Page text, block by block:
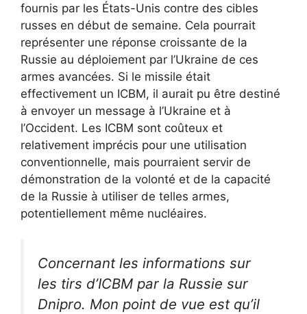
fournis par les États-Unis contre des cibles
russes en début de semaine. Cela pourrait
représenter une réponse croissante de la
Russie au déploiement par l’Ukraine de ces
armes avancées. Si le missile était
effectivement un ICBM, il aurait pu être destiné
à envoyer un message à l’Ukraine et à
l’Occident. Les ICBM sont coûteux et
relativement imprécis pour une utilisation
conventionnelle, mais pourraient servir de
démonstration de la volonté et de la capacité
de la Russie à utiliser de telles armes,
potentiellement même nucléaires.
Concernant les informations sur
les tirs d’ICBM par la Russie sur
Dnipro. Mon point de vue est qu’il